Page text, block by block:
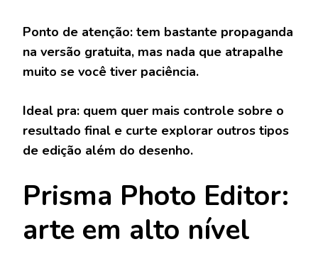
Ponto de atenção: tem bastante propaganda
na versão gratuita, mas nada que atrapalhe
muito se você tiver paciência.
Ideal pra: quem quer mais controle sobre o
resultado final e curte explorar outros tipos
de edição além do desenho.
Prisma Photo Editor:
arte em alto nível